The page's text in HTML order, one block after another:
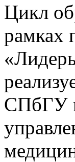
Цикл
рамках
СПбГУ